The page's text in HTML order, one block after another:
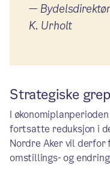
—
K. Urholt
Strategiske
I
fortsatte reduksjon i
Nordre Aker vil
omstillings- og